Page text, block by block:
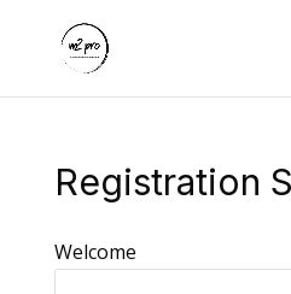
Registration
Welcome